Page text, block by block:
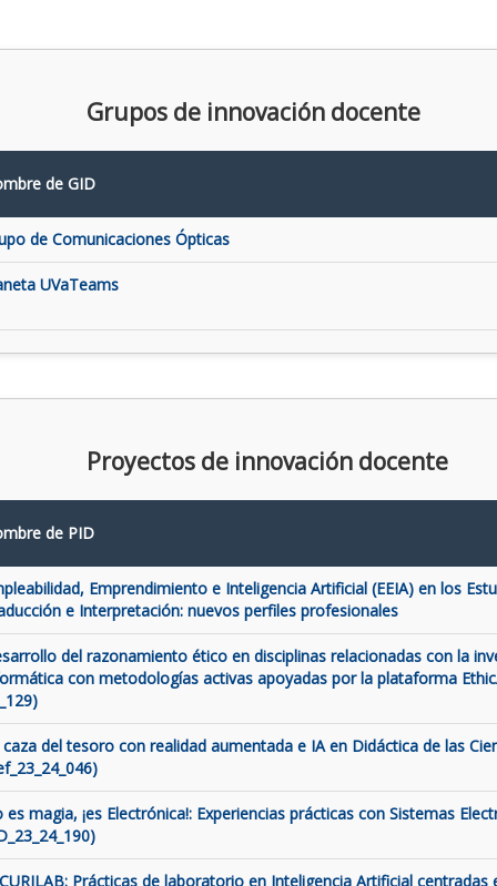
Grupos de innovación docente
de GID
de Comunicaciones Ópticas
UVaTeams
Proyectos de innovación docente
de PID
Emprendimiento e Inteligencia Artificial (EEIA) en los
e Interpretación: nuevos perfiles profesionales
del razonamiento ético en disciplinas relacionadas con la
con metodologías activas apoyadas por la plataforma
del tesoro con realidad aumentada e IA en Didáctica de las
es magia, ¡es Electrónica!: Experiencias prácticas con Sistemas
Prácticas de laboratorio en Inteligencia Artificial centradas